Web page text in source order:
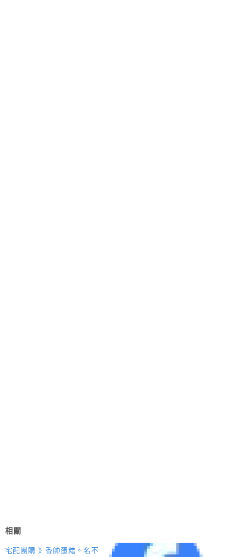
相關
宅配團購 》香帥蛋糕。名不